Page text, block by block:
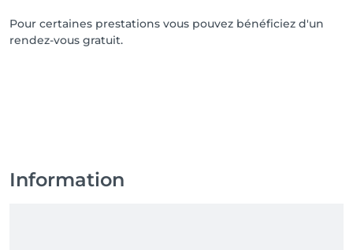
inconsciemment.
INDIBA® est un traitement qui permet de faire du
Dans notre institut vous confiez vos soins à des
esthéticiennes qui ont plus de 20 ans d'expérience.
Pour certaines prestations vous pouvez bénéficiez d'un
rendez-vous gratuit.
Information